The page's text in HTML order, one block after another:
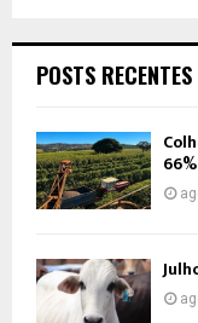
POSTS RECENTES